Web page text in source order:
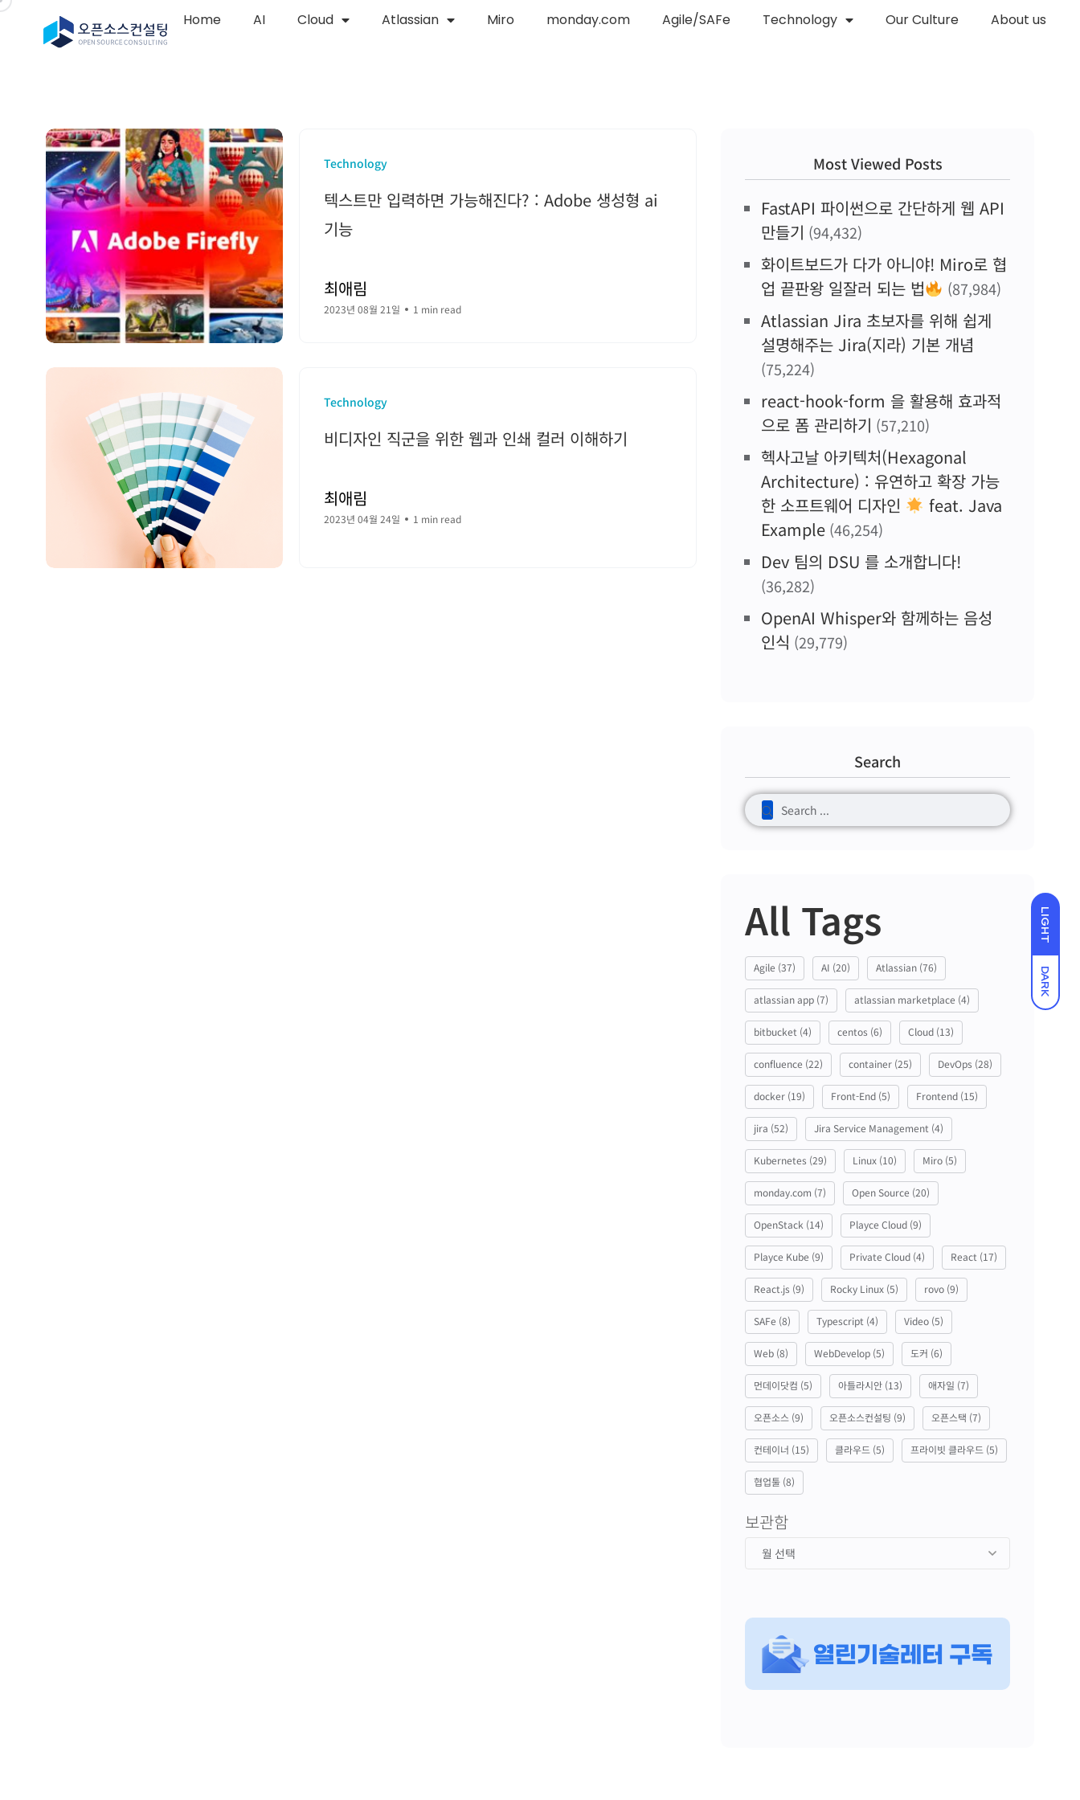
LIGHT
DARK
Home AI Cloud Atlassian Miro monday.com Agile/SAFe Technology Our Culture About us
Technology
텍스트만 입력하면 가능해진다? : Adobe 생성형 ai
기능
최애림
2023년 08월 21일 1 min read
Technology
비디자인 직군을 위한 웹과 인쇄 컬러 이해하기
최애림
2023년 04월 24일 1 min read
Most Viewed Posts
FastAPI 파이썬으로 간단하게 웹 API
만들기 (94,432)
화이트보드가 다가 아니야! Miro로 협
업 끝판왕 일잘러 되는 법
(87,984)
Atlassian Jira 초보자를 위해 쉽게
설명해주는 Jira(지라) 기본 개념
(75,224)
react-hook-form 을 활용해 효과적
으로 폼 관리하기 (57,210)
헥사고날 아키텍처(Hexagonal
Architecture) : 유연하고 확장 가능
한 소프트웨어 디자인
feat. Java
Example (46,254)
Dev 팀의 DSU 를 소개합니다!
(36,282)
OpenAI Whisper와 함께하는 음성
인식 (29,779)
Search
All Tags
Agile (37) AI (20) Atlassian (76)
atlassian app (7) atlassian marketplace (4)
bitbucket (4) centos (6) Cloud (13)
confluence (22) container (25) DevOps (28)
docker (19) Front-End (5) Frontend (15)
jira (52) Jira Service Management (4)
Kubernetes (29) Linux (10) Miro (5)
monday.com (7) Open Source (20)
OpenStack (14) Playce Cloud (9)
Playce Kube (9) Private Cloud (4) React (17)
React.js (9) Rocky Linux (5) rovo (9)
SAFe (8) Typescript (4) Video (5)
Web (8) WebDevelop (5) 도커 (6)
먼데이닷컴 (5) 아틀라시안 (13) 애자일 (7)
오픈소스 (9) 오픈소스컨설팅 (9) 오픈스택 (7)
컨테이너 (15) 클라우드 (5) 프라이빗 클라우드 (5)
협업툴 (8)
보관함